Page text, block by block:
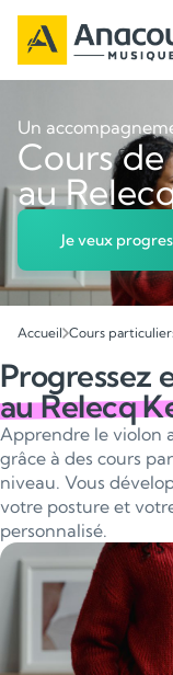
Un
Cours
au
Je veux
Accueil Cours
Progressez
au Relecq
Apprendre le violon
grâce à des cours
niveau. Vous
votre posture et
personnalisé.